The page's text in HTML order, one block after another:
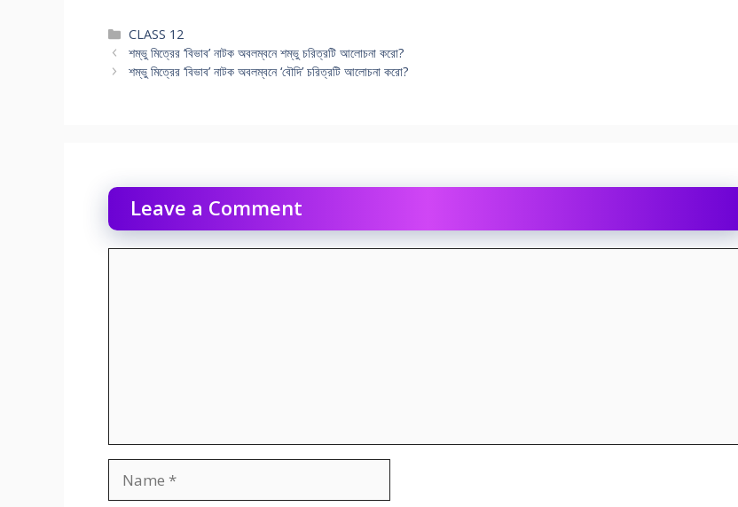
Categories
CLASS 12
শম্ভু মিত্রের ‘বিভাব’ নাটক অবলম্বনে শম্ভু চরিত্রটি আলোচনা করো?
শম্ভু মিত্রের ‘বিভাব’ নাটক অবলম্বনে ‘বৌদি’ চরিত্রটি আলোচনা করো?
Leave a Comment